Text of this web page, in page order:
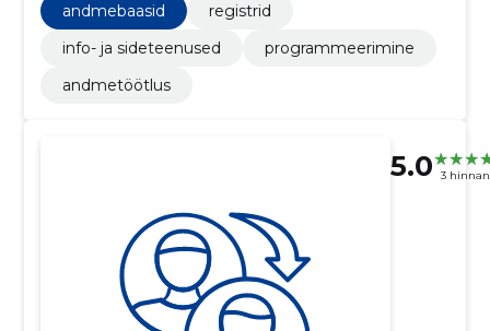
andmebaasid
registrid
info- ja sideteenused
programmeerimine
andmetöötlus
5.0 3